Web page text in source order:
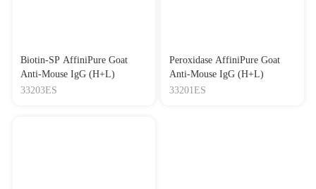
Biotin-SP AffiniPure Goat
Anti-Mouse IgG (H+L)
33203ES
Peroxidase AffiniPure Goat
Anti-Mouse IgG (H+L)
33201ES